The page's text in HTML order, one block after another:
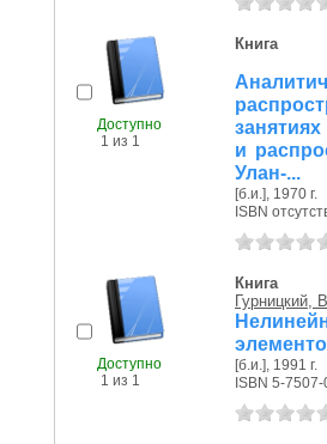
Доступно
1 из 1
Книга
и
Улан-...
[б.и.], 1970 г.
ISBN
Доступно
1 из 1
Книга
Гурницкий,
[б.и.], 1991 г.
ISBN 5-